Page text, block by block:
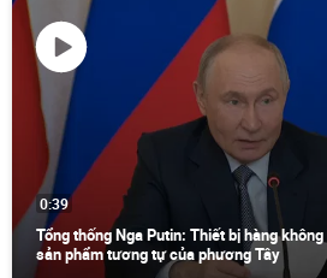
Phát
video
Tổng thống Nga Putin: Thiết bị hàng
sản phẩm tương tự của phương Tây
0:39